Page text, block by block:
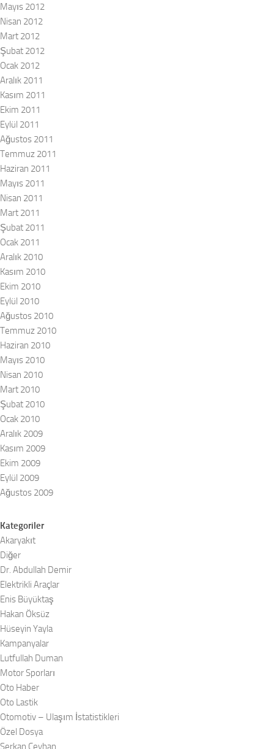
Mayıs 2012
Nisan 2012
Mart 2012
Şubat 2012
Ocak 2012
Aralık 2011
Kasım 2011
Ekim 2011
Eylül 2011
Ağustos 2011
Temmuz 2011
Haziran 2011
Mayıs 2011
Nisan 2011
Mart 2011
Şubat 2011
Ocak 2011
Aralık 2010
Kasım 2010
Ekim 2010
Eylül 2010
Ağustos 2010
Temmuz 2010
Haziran 2010
Mayıs 2010
Nisan 2010
Mart 2010
Şubat 2010
Ocak 2010
Aralık 2009
Kasım 2009
Ekim 2009
Eylül 2009
Ağustos 2009
Kategoriler
Akaryakıt
Diğer
Dr. Abdullah Demir
Elektrikli Araçlar
Enis Büyüktaş
Hakan Öksüz
Hüseyin Yayla
Kampanyalar
Lutfullah Duman
Motor Sporları
Oto Haber
Oto Lastik
Otomotiv – Ulaşım İstatistikleri
Özel Dosya
Serkan Ceyhan